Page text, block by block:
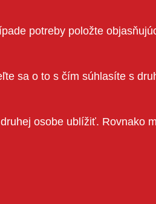
potreby položte
sa o to s čím súhlasíte s
osobe ublížiť. Rovnako